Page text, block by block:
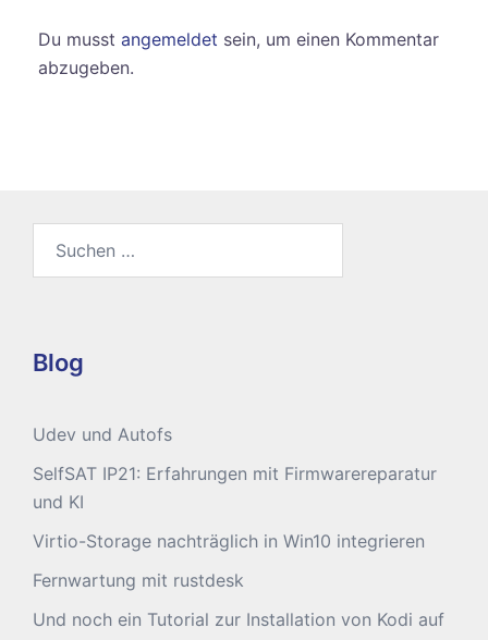
Du musst angemeldet sein, um einen Kommentar
abzugeben.
Blog
Udev und Autofs
SelfSAT IP21: Erfahrungen mit Firmwarereparatur
und KI
Virtio-Storage nachträglich in Win10 integrieren
Fernwartung mit rustdesk
Und noch ein Tutorial zur Installation von Kodi auf